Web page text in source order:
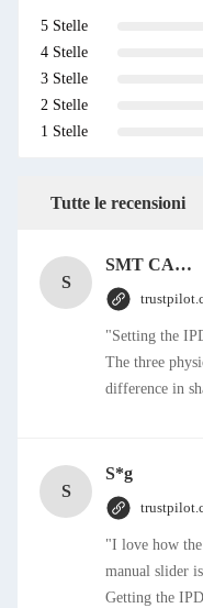
5 Stelle
4 Stelle
3 Stelle
2 Stelle
1 Stelle
Tutte le recensioni
S
SMT CAP Type Box Header Connector 1.27mm Pitch Gold Flash Contact Plating
"Setting the
The three
difference in
S
S*g
"I love how
manual slider
Getting the